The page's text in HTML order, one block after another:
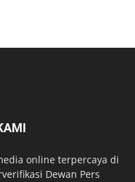
online terpercaya di
Dewan Pers